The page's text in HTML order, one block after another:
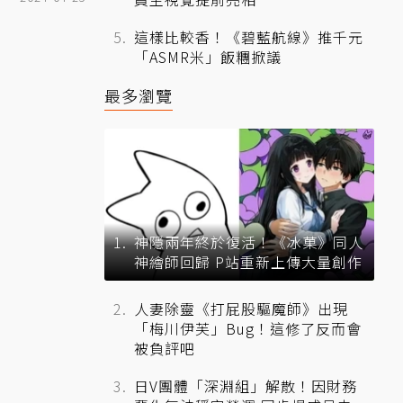
這樣比較香！《碧藍航線》推千元
「ASMR米」飯糰掀議
最多瀏覽
神隱兩年終於復活！《冰菓》同人
神繪師回歸 P站重新上傳大量創作
人妻除靈《打屁股驅魔師》出現
「梅川伊芙」Bug！這修了反而會
被負評吧
日V團體「深淵組」解散！因財務